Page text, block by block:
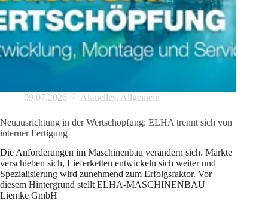
09.07.2026 Aktuelles, Allgemein
Neuausrichtung in der Wertschöpfung: ELHA trennt sich von
interner Fertigung
Die Anforderungen im Maschinenbau verändern sich. Märkte
verschieben sich, Lieferketten entwickeln sich weiter und
Spezialisierung wird zunehmend zum Erfolgsfaktor. Vor
diesem Hintergrund stellt ELHA-MASCHINENBAU
Liemke GmbH